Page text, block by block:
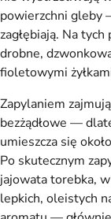
powierzchni gleby
zagłębiają. Na tych
drobne,
fioletowymi
Zapylaniem
bezżądłowe —
umieszcza się
Po skutecznym
jajowata torebka,
lepkich, oleistych